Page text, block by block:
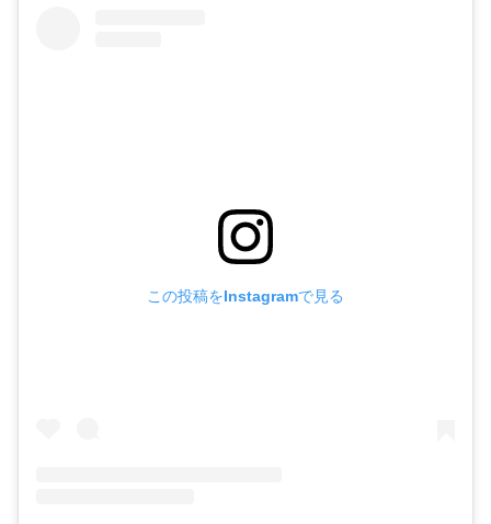
この投稿をInstagramで見る